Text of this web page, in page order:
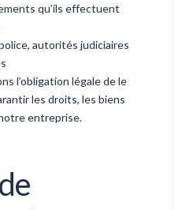
qu’ils effectuent
autorités judiciaires
l’obligation légale de le
les droits, les biens
entreprise.